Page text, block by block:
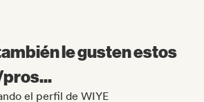
le gusten estos
el perfil de WIYE